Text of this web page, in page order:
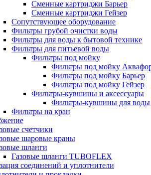
Сменные картриджи Барьер
Сменные картриджи Гейзер
Сопутствующее оборудование
Фильтры грубой очистки воды
Фильтры для воды к бытовой технике
Фильтры для питьевой воды
Фильтры под мойку
Фильтры под мойку
Фильтры под мойку Барьер
Фильтры под мойку Гейзер
Фильтры-кувшины и аксессуары
Фильтры-кувшины для
Фильтры на кран
счетчики
шаровые краны
шланги
Газовые шланги TUBOFLEX
соединений и уплотнители